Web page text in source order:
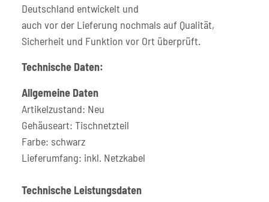
Deutschland entwickelt und
auch vor der Lieferung nochmals auf Qualität,
Sicherheit und Funktion vor Ort überprüft.
Technische Daten:
Allgemeine Daten
Artikelzustand: Neu
Gehäuseart: Tischnetzteil
Farbe: schwarz
Lieferumfang: inkl. Netzkabel
Technische Leistungsdaten